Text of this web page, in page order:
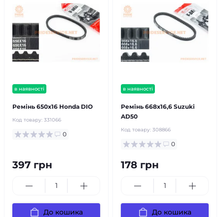
в наявності
Ремінь 650х16 ​​Honda DIO
Код товару: 331066
0
397 грн
До кошика
в наявності
Ремінь 668х16,6 Suzuki
AD50
Код товару: 308866
0
178 грн
До кошика